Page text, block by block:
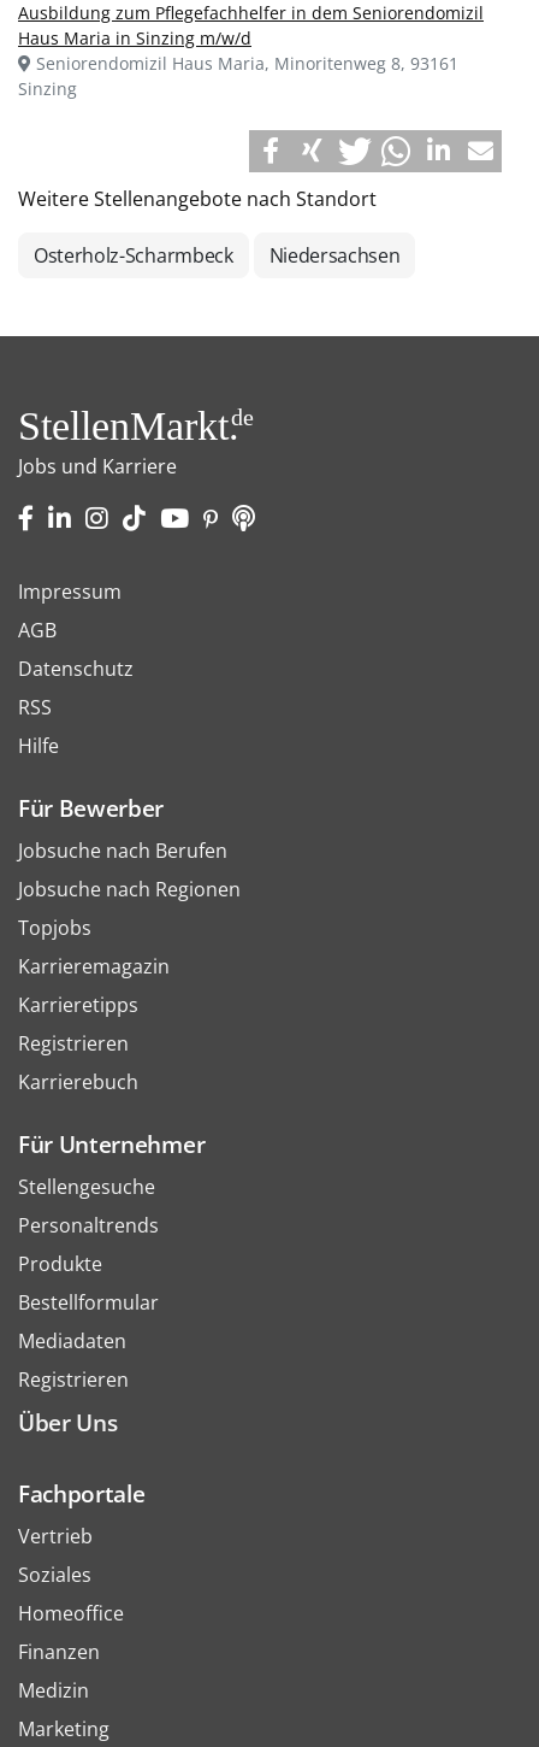
Ausbildung zum Pflegefachhelfer in dem Seniorendomizil
Haus Maria in Sinzing m/w/d
Seniorendomizil Haus Maria, Minoritenweg 8, 93161
Sinzing
Weitere Stellenangebote nach Standort
Osterholz-Scharmbeck Niedersachsen
StellenMarkt.de
Jobs und Karriere
Impressum
AGB
Datenschutz
RSS
Hilfe
Für Bewerber
Jobsuche nach Berufen
Jobsuche nach Regionen
Topjobs
Karrieremagazin
Karrieretipps
Registrieren
Karrierebuch
Für Unternehmer
Stellengesuche
Personaltrends
Produkte
Bestellformular
Mediadaten
Registrieren
Über Uns
Fachportale
Vertrieb
Soziales
Homeoffice
Finanzen
Medizin
Marketing